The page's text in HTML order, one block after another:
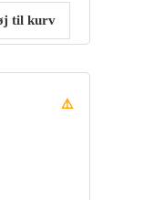
til kurv
⚠️